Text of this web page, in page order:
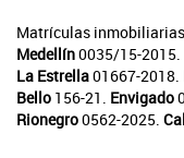
Matrículas
Medellín0035/15-2015.
La Estrella01667-2018.
Bello 156-21. Envigado
Rionegro0562-2025.